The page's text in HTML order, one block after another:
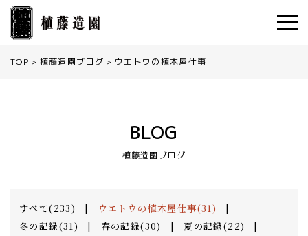
TOP 植藤造園ブログ ウエトウの植木屋仕事
BLOG
植藤造園ブログ
すべて(233) | ウエトウの植木屋仕事(31)
|
冬の記録(31)
| 春の記録(30) | 夏の記録(22)
|